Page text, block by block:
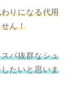
りになる代用
ん！
パ抜群なシュ
たいと思いま